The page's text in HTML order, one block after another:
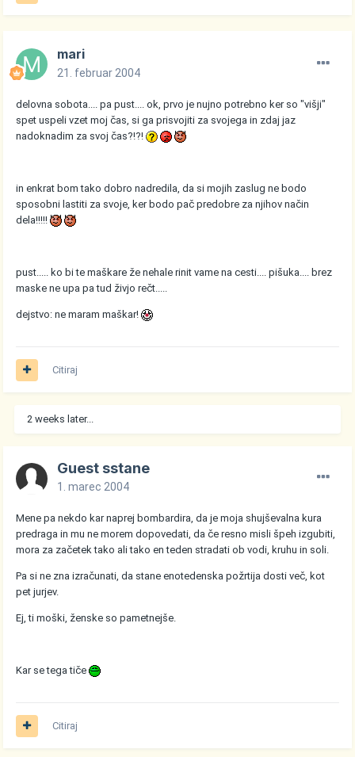
mari
21. februar 2004
delovna sobota.... pa pust.... ok, prvo je nujno potrebno ker so "višji"
spet uspeli vzet moj čas, si ga prisvojiti za svojega in zdaj jaz
nadoknadim za svoj čas?!?!
in enkrat bom tako dobro nadredila, da si mojih zaslug ne bodo
sposobni lastiti za svoje, ker bodo pač predobre za njihov način
dela!!!!!
pust..... ko bi te maškare že nehale rinit vame na cesti.... pišuka.... brez
maske ne upa pa tud živjo rečt.....
dejstvo: ne maram maškar!
Citiraj
2 weeks later...
Guest sstane
1. marec 2004
Mene pa nekdo kar naprej bombardira, da je moja shujševalna kura
predraga in mu ne morem dopovedati, da če resno misli špeh izgubiti,
mora za začetek tako ali tako en teden stradati ob vodi, kruhu in soli.
Pa si ne zna izračunati, da stane enotedenska požrtija dosti več, kot
pet jurjev.
Ej, ti moški, ženske so pametnejše.
Kar se tega tiče
Citiraj